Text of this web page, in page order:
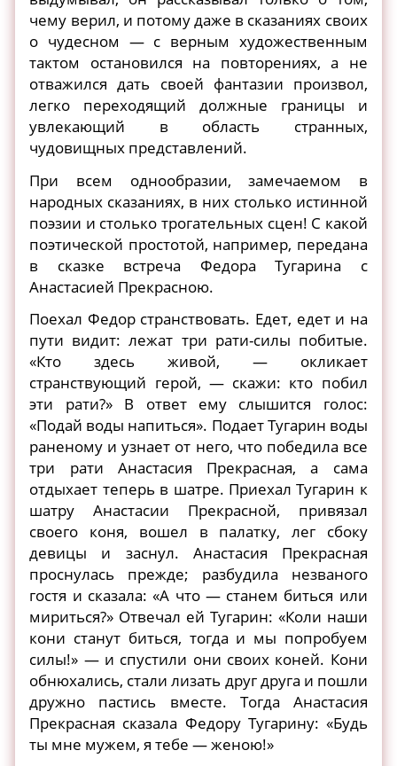
чему верил, и потому даже в сказаниях своих
о чудесном — с верным художественным
тактом остановился на повторениях, а не
отважился дать своей фантазии произвол,
легко переходящий должные границы и
увлекающий в область странных,
чудовищных представлений.
При всем однообразии, замечаемом в
народных сказаниях, в них столько истинной
поэзии и столько трогательных сцен! С какой
поэтической простотой, например, передана
в сказке встреча Федора Тугарина с
Анастасией Прекрасною.
Поехал Федор странствовать. Едет, едет и на
пути видит: лежат три рати-силы побитые.
«Кто здесь живой, — окликает
странствующий герой, — скажи: кто побил
эти рати?» В ответ ему слышится голос:
«Подай воды напиться». Подает Тугарин воды
раненому и узнает от него, что победила все
три рати Анастасия Прекрасная, а сама
отдыхает теперь в шатре. Приехал Тугарин к
шатру Анастасии Прекрасной, привязал
своего коня, вошел в палатку, лег сбоку
девицы и заснул. Анастасия Прекрасная
проснулась прежде; разбудила незваного
гостя и сказала: «А что — станем биться или
мириться?» Отвечал ей Тугарин: «Коли наши
кони станут биться, тогда и мы попробуем
силы!» — и спустили они своих коней. Кони
обнюхались, стали лизать друг друга и пошли
дружно пастись вместе. Тогда Анастасия
Прекрасная сказала Федору Тугарину: «Будь
ты мне мужем, я тебе — женою!»